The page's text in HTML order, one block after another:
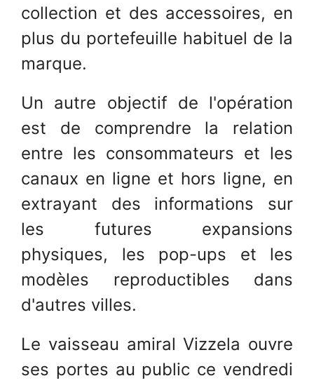
collection et des accessoires, en
plus du portefeuille habituel de la
marque.
Un autre objectif de l'opération
est de comprendre la relation
entre les consommateurs et les
canaux en ligne et hors ligne, en
extrayant des informations sur
les futures expansions
physiques, les pop-ups et les
modèles reproductibles dans
d'autres villes.
Le vaisseau amiral Vizzela ouvre
ses portes au public ce vendredi